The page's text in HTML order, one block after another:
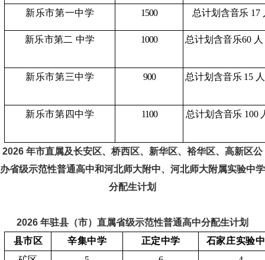
新乐市第一中学 1500 总计划含音乐 17
新乐市第二 中学 1000 总计划含音乐60
新乐市第三中学 900 总计划含音乐15
新乐市第四中学 1100 总计划含音乐 100
2026 年市直属及长安区、桥西区、新华区、裕华区、高新区公
办省级示范性普通高中和河北师大附中、河北师大附属实验中学
分配生计划
2026 年驻县（市）直属省级示范性普通高中分配生计划
县市区
辛集中学 正定中学
石家庄实验